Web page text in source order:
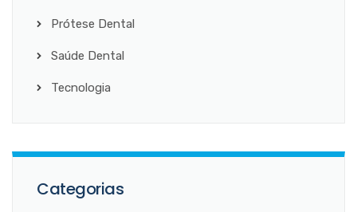
Prótese Dental
Saúde Dental
Tecnologia
Categorias